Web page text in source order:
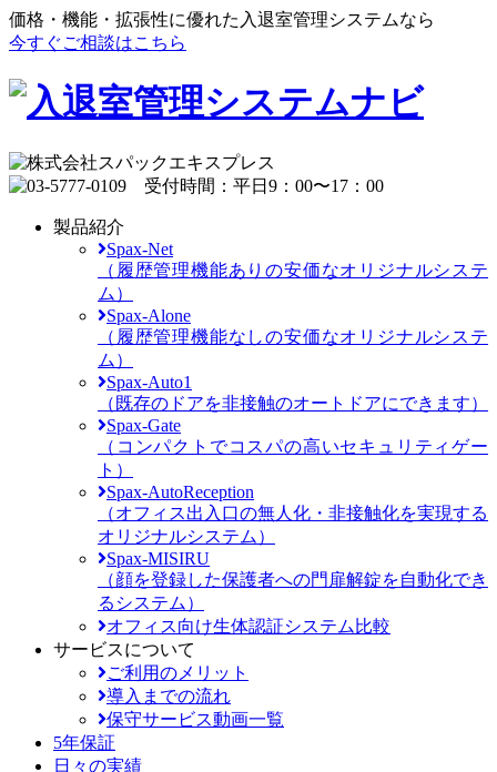
価格・機能・拡張性に優れた入退室管理システムなら
今すぐご相談はこちら
製品紹介
Spax-Net
（履歴管理機能ありの安価なオリジナルシステ
ム）
Spax-Alone
（履歴管理機能なしの安価なオリジナルシステ
ム）
Spax-Auto1
（既存のドアを非接触のオートドアにできます）
Spax-Gate
（コンパクトでコスパの高いセキュリティゲー
ト）
Spax-AutoReception
（オフィス出入口の無人化・非接触化を実現する
オリジナルシステム）
Spax-MISIRU
（顔を登録した保護者への門扉解錠を自動化でき
るシステム）
オフィス向け生体認証システム比較
サービスについて
ご利用のメリット
導入までの流れ
保守サービス動画一覧
5年保証
日々の実績